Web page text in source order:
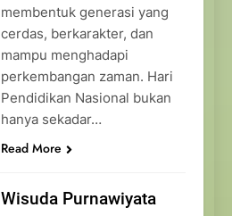
membentuk generasi yang
cerdas, berkarakter, dan
mampu menghadapi
perkembangan zaman. Hari
Pendidikan Nasional bukan
hanya sekadar…
Read More
Wisuda Purnawiyata